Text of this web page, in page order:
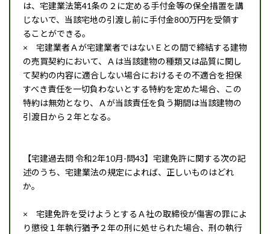
は、宅建業法第41条の２に定める手付金等の保全措置を講
じないで、当該宅地の引渡し前に手付金800万円を受領す
ることができる。
× 宅建業者Ａが宅建業者ではないＥとの間で締結する建物
の売買契約において、Ａは当該建物の種類又は品質に関し
て契約の内容に適合しない場合におけるその不適合を担保
すべき責任を一切負わないとする特約を定めた場合、この
特約は無効となり、Ａが当該責任を負う期間は当該建物の
引渡日から２年となる。
【宅建過去問 令和2年10月-問43】宅建免許に関する次の記
述のうち、宅建業法の規定によれば、正しいものはどれ
か。
× 宅建免許を受けようとするＡ社の取締役が傷害の罪によ
り懲役１年執行猶予２年の刑に処せられた場合、刑の執行